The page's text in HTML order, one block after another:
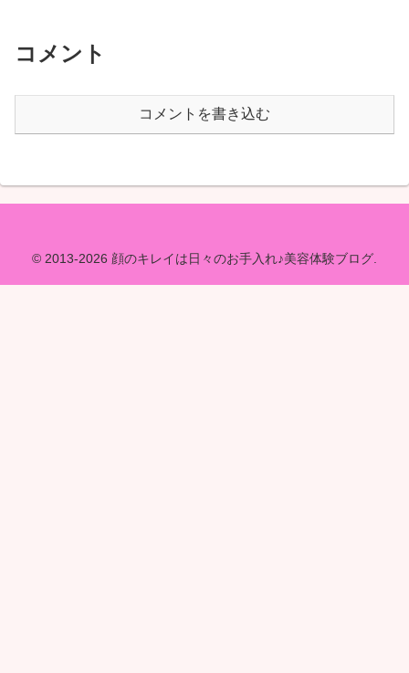
コメント
コメントを書き込む
© 2013-2026 顔のキレイは日々のお手入れ♪美容体験ブログ.